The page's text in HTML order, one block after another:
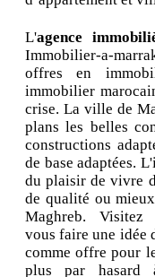
L'agence
Immobilier-a-
offres en
immobilier
crise. La ville de
plans les belles
constructions
de base adaptées.
du plaisir de vivre
de qualité ou
Maghreb. Visitez
vous faire une idée
comme offre pour
plus par hasard